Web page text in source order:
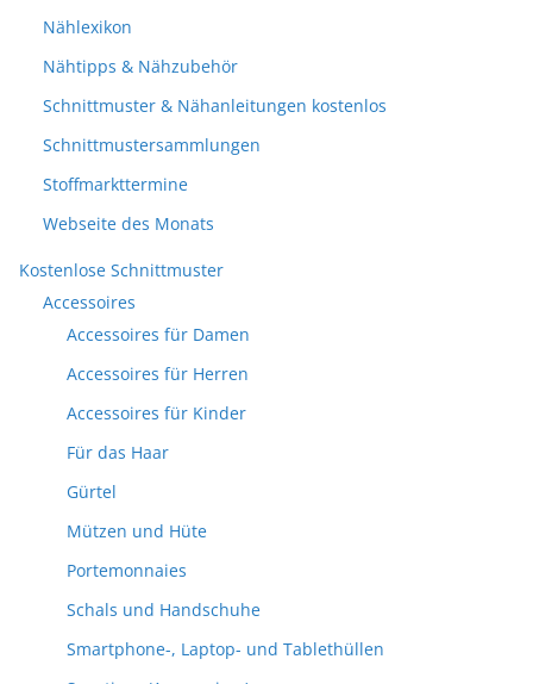
Nählexikon
Nähtipps & Nähzubehör
Schnittmuster & Nähanleitungen kostenlos
Schnittmustersammlungen
Stoffmarkttermine
Webseite des Monats
Kostenlose Schnittmuster
Accessoires
Accessoires für Damen
Accessoires für Herren
Accessoires für Kinder
Für das Haar
Gürtel
Mützen und Hüte
Portemonnaies
Schals und Handschuhe
Smartphone-, Laptop- und Tablethüllen